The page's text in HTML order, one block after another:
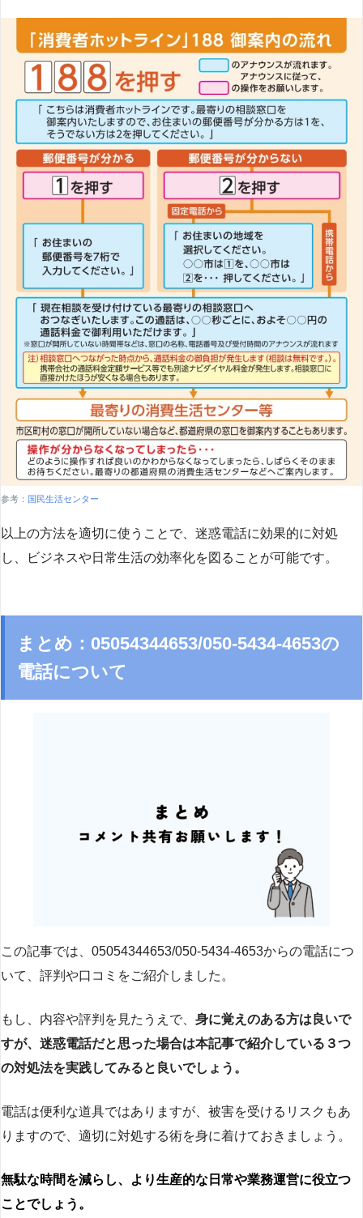
参考： 国民生活センター
以上の方法を適切に使うことで、迷惑電話に効果的に対処
し、ビジネスや日常生活の効率化を図ることが可能です。
まとめ：05054344653/050-5434-4653の
電話について
この記事では、05054344653/050-5434-4653からの電話につ
いて、評判や口コミをご紹介しました。
もし、内容や評判を見たうえで、 身に覚えのある方は良いで
すが、迷惑電話だと思った場合は本記事で紹介している３つ
の対処法を実践してみると良いでしょう。
電話は便利な道具ではありますが、被害を受けるリスクもあ
りますので、適切に対処する術を身に着けておきましょう。
無駄な時間を減らし、より生産的な日常や業務運営に役立つ
ことでしょう。